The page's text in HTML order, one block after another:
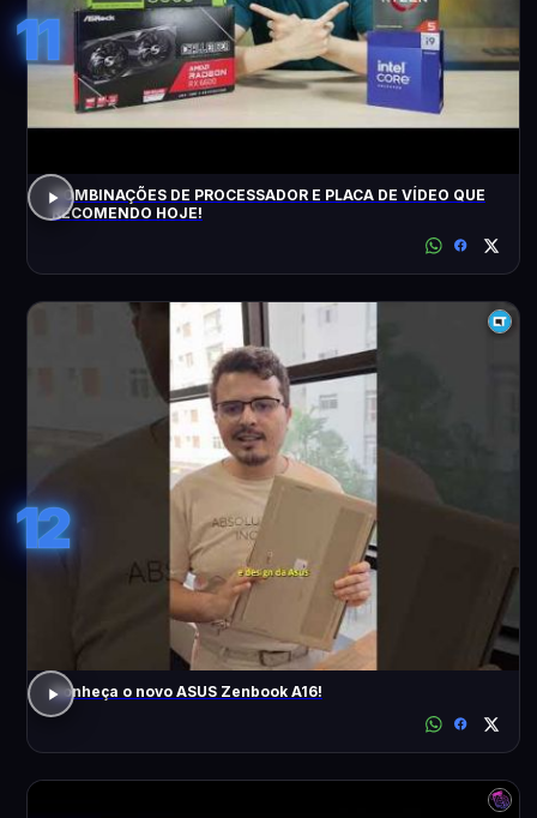
11
COMBINAÇÕES DE PROCESSADOR E PLACA DE VÍDEO QUE
RECOMENDO HOJE!
12
Conheça o novo ASUS Zenbook A16!